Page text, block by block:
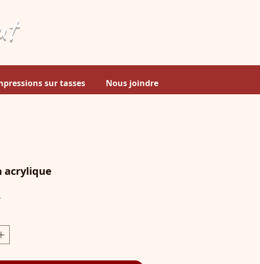
sur tasses Nous joindre
acrylique